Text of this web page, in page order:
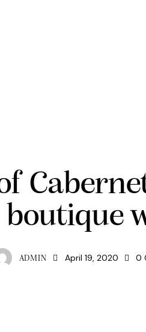
boutique
ADMIN April 19, 2020 0